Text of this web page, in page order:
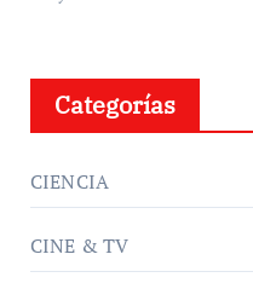
Categorías
CIENCIA
CINE & TV